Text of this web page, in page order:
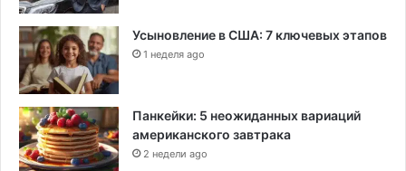
Усыновление в США: 7 ключевых этапов
1 неделя ago
Панкейки: 5 неожиданных вариаций
американского завтрака
2 недели ago